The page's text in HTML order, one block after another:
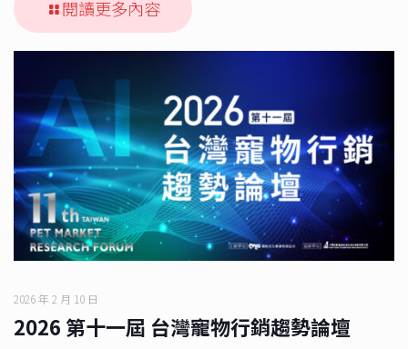
閱讀更多內容
2026 年 2 月 10 日
2026 第十一屆 台灣寵物行銷趨勢論壇​